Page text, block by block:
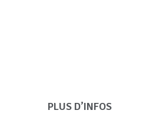
PLUS D’INFOS